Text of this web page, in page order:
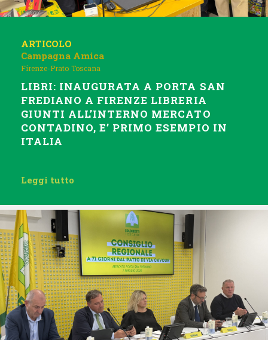
ARTICOLO
Campagna Amica
Firenze-Prato Toscana
LIBRI: INAUGURATA A PORTA SAN
FREDIANO A FIRENZE LIBRERIA
GIUNTI ALL’INTERNO MERCATO
CONTADINO, E’ PRIMO ESEMPIO IN
ITALIA
Leggi tutto